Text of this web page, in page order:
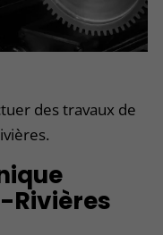
des travaux de
Rivières